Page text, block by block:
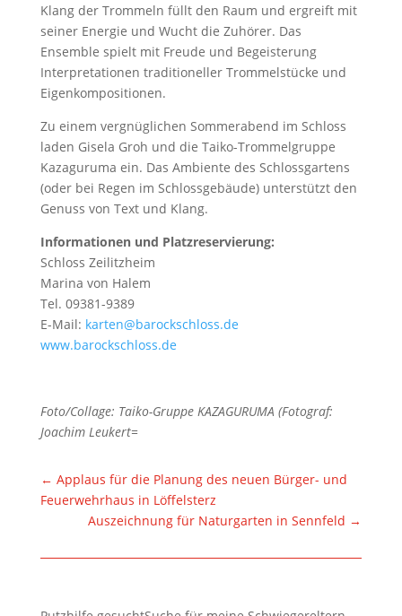
Klang der Trommeln füllt den Raum und ergreift mit
seiner Energie und Wucht die Zuhörer. Das
Ensemble spielt mit Freude und Begeisterung
Interpretationen traditioneller Trommelstücke und
Eigenkompositionen.
Zu einem vergnüglichen Sommerabend im Schloss
laden Gisela Groh und die Taiko-Trommelgruppe
Kazaguruma ein. Das Ambiente des Schlossgartens
(oder bei Regen im Schlossgebäude) unterstützt den
Genuss von Text und Klang.
Informationen und Platzreservierung:
Schloss Zeilitzheim
Marina von Halem
Tel. 09381-9389
E-Mail: karten@barockschloss.de
www.barockschloss.de
Foto/Collage: Taiko-Gruppe KAZAGURUMA (Fotograf:
Joachim Leukert=
← Applaus für die Planung des neuen Bürger- und
Feuerwehrhaus in Löffelsterz
Auszeichnung für Naturgarten in Sennfeld →